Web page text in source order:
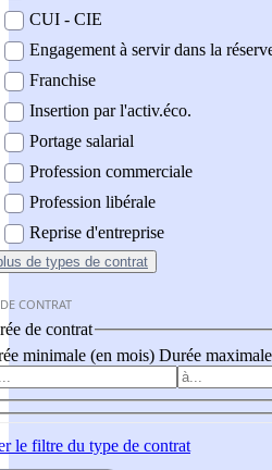
CUI - CIE
Engagement à servir dans la
Franchise
Insertion par l'activ.éco.
Portage salarial
Profession commerciale
Profession libérale
Reprise d'entreprise
de types de contrat
CONTRAT
de contrat
minimale (en mois) Durée
le filtre du type de contrat